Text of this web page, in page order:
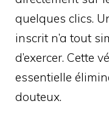
quelques clics.
inscrit n’a tout
d’exercer. Cette
essentielle
douteux.